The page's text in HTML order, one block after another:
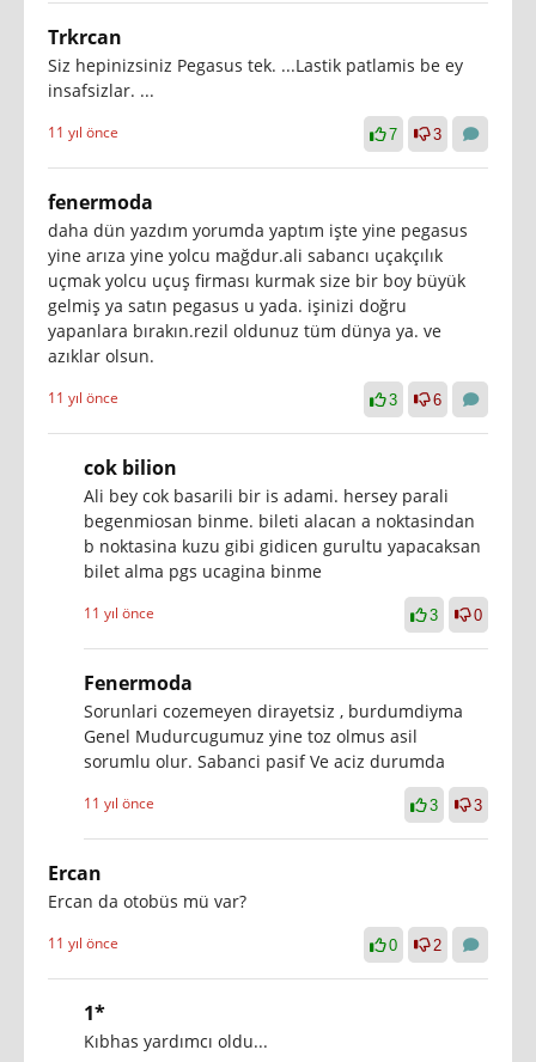
Trkrcan
Siz hepinizsiniz Pegasus tek. ...Lastik patlamis be ey
insafsizlar. ...
11 yıl önce 7 3
fenermoda
daha dün yazdım yorumda yaptım işte yine pegasus
yine arıza yine yolcu mağdur.ali sabancı uçakçılık
uçmak yolcu uçuş firması kurmak size bir boy büyük
gelmiş ya satın pegasus u yada. işinizi doğru
yapanlara bırakın.rezil oldunuz tüm dünya ya. ve
azıklar olsun.
11 yıl önce 3 6
cok bilion
Ali bey cok basarili bir is adami. hersey parali
begenmiosan binme. bileti alacan a noktasindan
b noktasina kuzu gibi gidicen gurultu yapacaksan
bilet alma pgs ucagina binme
11 yıl önce 3 0
Fenermoda
Sorunlari cozemeyen dirayetsiz , burdumdiyma
Genel Mudurcugumuz yine toz olmus asil
sorumlu olur. Sabanci pasif Ve aciz durumda
11 yıl önce 3 3
Ercan
Ercan da otobüs mü var?
11 yıl önce 0 2
1*
Kıbhas yardımcı oldu...